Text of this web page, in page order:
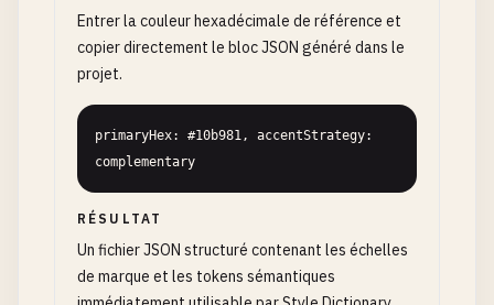
Entrer la couleur hexadécimale de référence et
copier directement le bloc JSON généré dans le
projet.
primaryHex: #10b981, accentStrategy:
complementary
RÉSULTAT
Un fichier JSON structuré contenant les échelles
de marque et les tokens sémantiques